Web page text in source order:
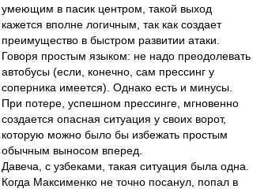
умеющим в пасик центром, такой выход
кажется вполне логичным, так как создает
преимущество в быстром развитии атаки.
Говоря простым языком: не надо преодолевать
автобусы (если, конечно, сам прессинг у
соперника имеется). Однако есть и минусы.
При потере, успешном прессинге, мгновенно
создается опасная ситуация у своих ворот,
которую можно было бы избежать простым
обычным выносом вперед.
Давеча, с узбеками, такая ситуация была одна.
Когда Максименко не точно посанул, попал в